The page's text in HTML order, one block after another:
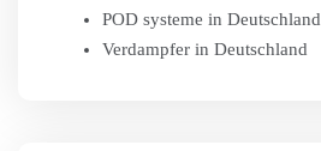
POD systeme in Deutschland
Verdampfer in Deutschland